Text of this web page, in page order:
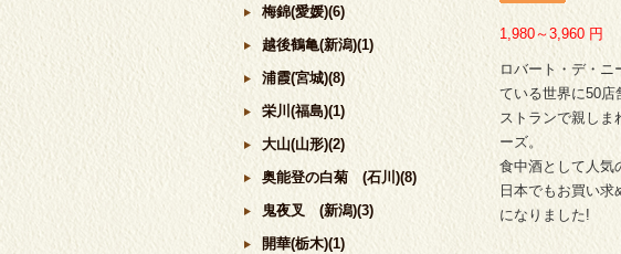
梅錦(愛媛)(6)
越後鶴亀(新潟)(1)
浦霞(宮城)(8)
栄川(福島)(1)
大山(山形)(2)
奥能登の白菊 (石川)(8)
鬼夜叉 (新潟)(3)
開華(栃木)(1)
1,980～3,960 円
ロバート・デ・ニ
ている世界に50店
ストランで親しま
ーズ。
食中酒として人気
日本でもお買い求
になりました!